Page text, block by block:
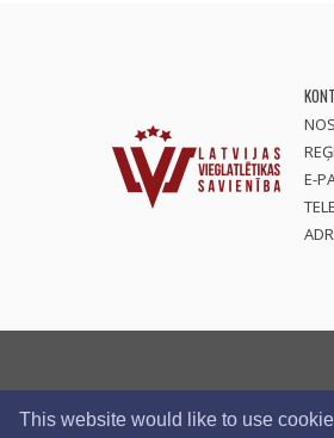
This website would like to use
E-